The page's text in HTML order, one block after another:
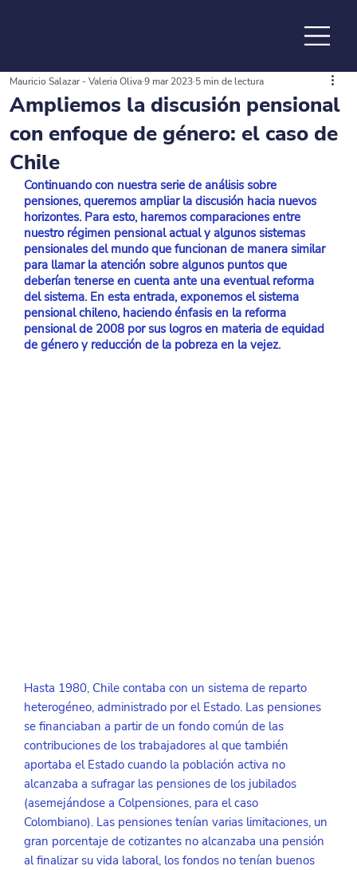
de la
Ampliemos la discusión pensional
con enfoque de género: el caso de
Chile
Mauricio Salazar - Valeria Oliva9 mar 2023 5 min de lectura
Continuando con nuestra serie de análisis sobre
pensiones, queremos ampliar la discusión hacia nuevos
horizontes. Para esto, haremos comparaciones entre
nuestro régimen pensional actual y algunos sistemas
pensionales del mundo que funcionan de manera similar
para llamar la atención sobre algunos puntos que
deberían tenerse en cuenta ante una eventual reforma
del sistema. En esta entrada, exponemos el sistema
pensional chileno, haciendo énfasis en la reforma
pensional de 2008 por sus logros en materia de equidad
de género y reducción de la pobreza en la vejez.
Hasta 1980, Chile contaba con un sistema de reparto
heterogéneo, administrado por el Estado. Las pensiones
se financiaban a partir de un fondo común de las
contribuciones de los trabajadores al que también
aportaba el Estado cuando la población activa no
alcanzaba a sufragar las pensiones de los jubilados
(asemejándose a Colpensiones, para el caso
Colombiano). Las pensiones tenían varias limitaciones, un
gran porcentaje de cotizantes no alcanzaba una pensión
al finalizar su vida laboral, los fondos no tenían buenos